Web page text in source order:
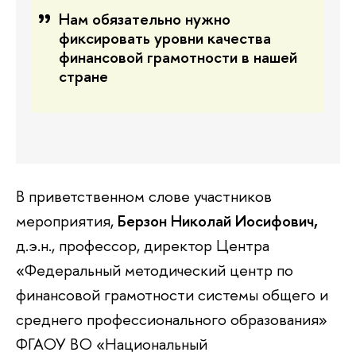
Нам обязательно нужно
фиксировать уровни качества
финансовой грамотности в нашей
стране
В приветственном слове участников
мероприятия, Берзон Николай Иосифович,
д.э.н., профессор, директор Центра
«Федеральный методический центр по
финансовой грамотности системы общего и
среднего профессионального образования»
ФГАОУ ВО «Национальный